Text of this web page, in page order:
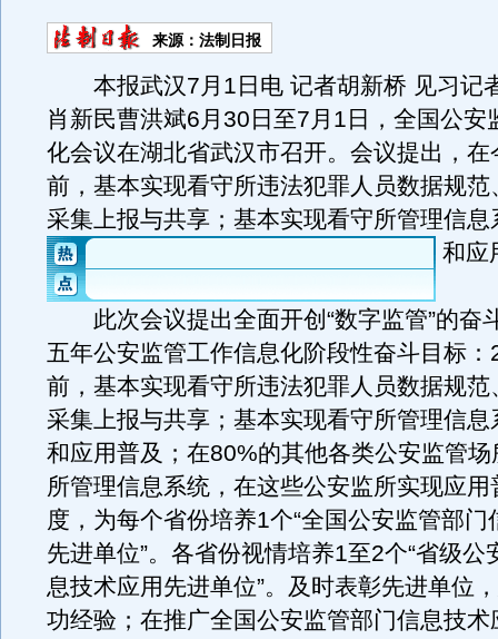
来源： 法制日报
本报武汉7月1日电 记者胡新桥 见习记
肖新民曹洪斌6月30日至7月1日，全国公安
化会议在湖北省武汉市召开。会议提出，在
前，基本实现看守所违法犯罪人员数据规范
采集上报与共享；基本实现看守所管理信息
和应
此次会议提出全面开创“数字监管”的奋
五年公安监管工作信息化阶段性奋斗目标
前，基本实现看守所违法犯罪人员数据规范
采集上报与共享；基本实现看守所管理信息
和应用普及；在80%的其他各类公安监管
所管理信息系统，在这些公安监所实现应用
度，为每个省份培养1个“全国公安监管部门
先进单位”。各省份视情培养1至2个“省级公
息技术应用先进单位”。及时表彰先进单位
功经验；在推广全国公安监管部门信息技术